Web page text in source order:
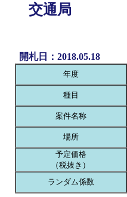
交通局
開札日：2018.05.18
年度
種目
案件名称
場所
予定価格
（税抜き）
ランダム係数